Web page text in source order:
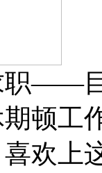
职——
顿工
欢上